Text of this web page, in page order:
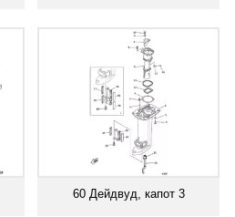
60 Дейдвуд, капот 3